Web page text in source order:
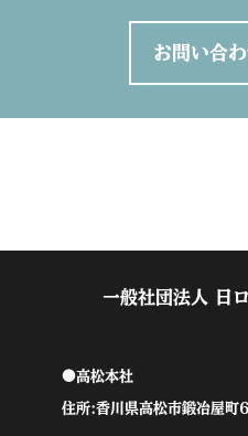
お問い合
一般社団法人 日
●高松本社
住所:香川県高松市鍛冶屋